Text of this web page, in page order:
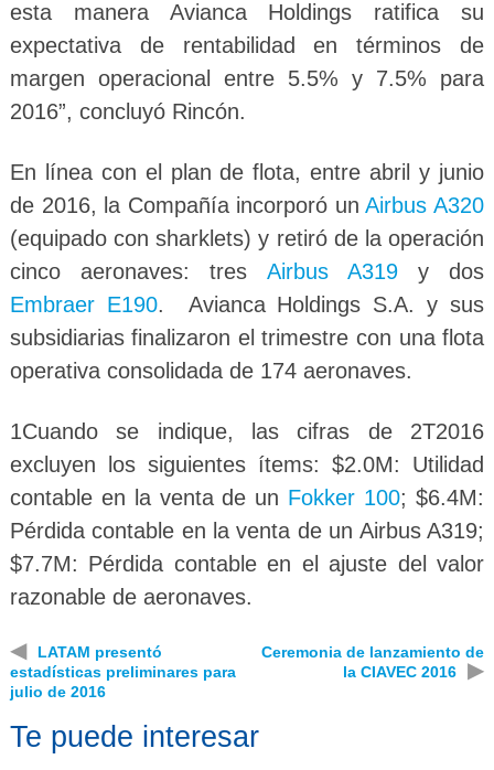
esta manera Avianca Holdings ratifica su
expectativa de rentabilidad en términos de
margen operacional entre 5.5% y 7.5% para
2016”, concluyó Rincón.
En línea con el plan de flota, entre abril y junio
de 2016, la Compañía incorporó unAirbus A320
(equipado con sharklets) y retiró de la operación
cinco aeronaves: tres Airbus A319y dos
Embraer E190. Avianca Holdings S.A. y sus
subsidiarias finalizaron el trimestre con una flota
operativa consolidada de 174 aeronaves.
1Cuando se indique, las cifras de 2T2016
excluyen los siguientes ítems: $2.0M: Utilidad
contable en la venta de un Fokker 100; $6.4M:
Pérdida contable en la venta de un Airbus A319;
$7.7M: Pérdida contable en el ajuste del valor
razonable de aeronaves.
◀
LATAM presentó
estadísticas preliminares para
julio de 2016
Ceremonia de lanzamiento de
la CIAVEC 2016
▶
Te puede interesar